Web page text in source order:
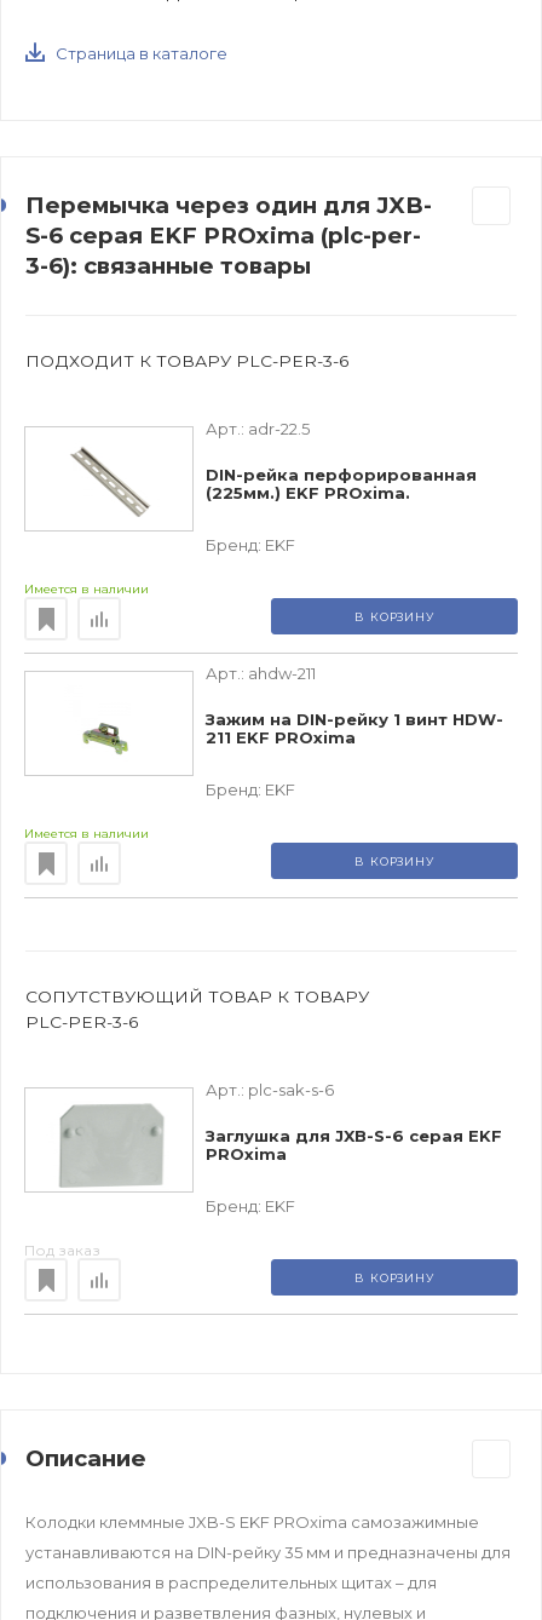
Страница в каталоге
Перемычка через один для JXB-
S-6 серая EKF PROxima (plc-per-
3-6): связанные товары
ПОДХОДИТ К ТОВАРУ PLC-PER-3-6
Арт.: adr-22.5
DIN-рейка перфорированная
(225мм.) EKF PROxima.
Бренд: EKF
Имеется в наличии
В КОРЗИНУ
Арт.: ahdw-211
Зажим на DIN-рейку 1 винт HDW-
211 EKF PROxima
Бренд: EKF
Имеется в наличии
В КОРЗИНУ
СОПУТСТВУЮЩИЙ ТОВАР К ТОВАРУ
PLC-PER-3-6
Арт.: plc-sak-s-6
Заглушка для JXB-S-6 серая EKF
PROxima
Бренд: EKF
Под заказ
В КОРЗИНУ
Описание
Колодки клеммные JXB-S EKF PROxima самозажимные
устанавливаются на DIN-рейку 35 мм и предназначены для
использования в распределительных щитах – для
подключения и разветвления фазных, нулевых и